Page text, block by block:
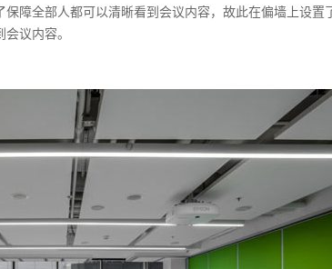
障全部人都可以清晰看到会议内容，故此在偏墙上设置
议内容。